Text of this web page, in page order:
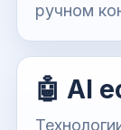
ручном
🤖 AI